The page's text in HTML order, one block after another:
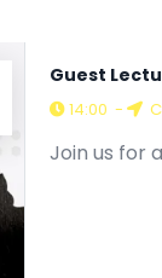
Guest
14:00 -
Join us for